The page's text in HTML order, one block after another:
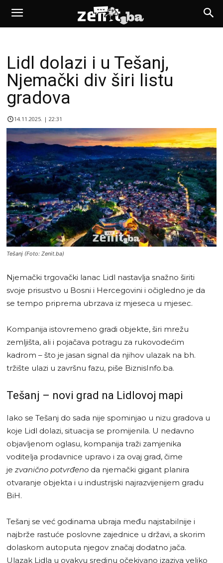
Lidl dolazi i u Tešanj,
Njemački div širi listu
gradova
14.11.2025. | 22:31
Tešanj (Foto: Zenit.ba)
Njemački trgovački lanac Lidl nastavlja snažno širiti
svoje prisustvo u Bosni i Hercegovini i očigledno je da
se tempo priprema ubrzava iz mjeseca u mjesec.
Kompanija istovremeno gradi objekte, širi mrežu
zemljišta, ali i pojačava potragu za rukovodećim
kadrom – što je jasan signal da njihov ulazak na bh.
tržište ulazi u završnu fazu, piše BiznisInfo.ba.
Tešanj – novi grad na Lidlovoj mapi
Iako se Tešanj do sada nije spominjao u nizu gradova u
koje Lidl dolazi, situacija se promijenila. U nedavno
objavljenom oglasu, kompanija traži zamjenika
voditelja prodavnice upravo i za ovaj grad, čime
je zvanično potvrđeno da njemački gigant planira
otvaranje objekta i u industrijski najrazvijenijem gradu
BiH.
Tešanj se već godinama ubraja među najstabilnije i
najbrže rastuće poslovne zajednice u državi, a skorim
dolaskom autoputa njegov značaj dodatno jača.
Ulazak Lidla u ovakvu sredinu očekivano izaziva veliko